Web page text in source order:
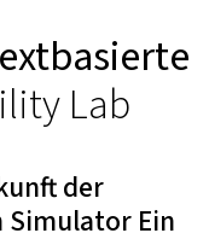
Lab
der
Ein